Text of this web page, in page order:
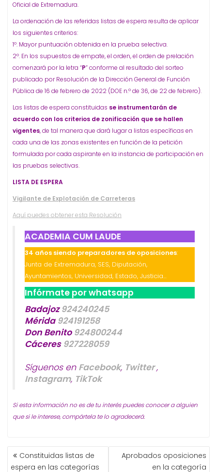
Oficial de Extremadura.
La ordenación de las referidas listas de espera resulta de aplicar
los siguientes criterios:
1º. Mayor puntuación obtenida en la prueba selectiva.
2º. En los supuestos de empate, el orden, el orden de prelación
comenzará por la letra “P” conforme al resultado del sorteo
publicado por Resolución de la Dirección General de Función
Pública de 16 de febrero de 2022 (DOE n.º de 36, de 22 de febrero).
Las listas de espera constituidas se instrumentarán de
acuerdo con los criterios de zonificación que se hallen
vigentes, de tal manera que dará lugar a listas específicas en
cada una de las zonas existentes en función de la petición
formulada por cada aspirante en la instancia de participación en
las pruebas selectivas.
LISTA DE ESPERA
Vigilante de Explotación de Carreteras
Aquí puedes obtener esta Resolución
ACADEMIA CUM LAUDE
34 años siendo preparadores de oposiciones:
Junta de Extremadura, SES, Diputación,
Ayuntamientos, Universidad, Estado, Justicia…
Infórmate por whatsapp
Badajoz924240245
Mérida 924191258
Don Benito 924800244
Cáceres 927228059
Síguenos en Facebook, Twitter,
Instagram, TikTok
Si esta información no es de tu interés puedes conocer a alguien
que si le interese, compártela te lo agradecerá.
NAVEGACIÓN
DE Constituidas listas de
espera en las categorías
Aprobados oposiciones
en la categoría